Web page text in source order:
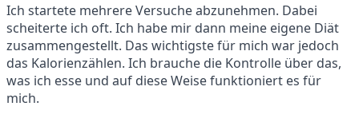
Ich startete mehrere Versuche abzunehmen. Dabei
scheiterte ich oft. Ich habe mir dann meine eigene Diät
zusammengestellt. Das wichtigste für mich war jedoch
das Kalorienzählen. Ich brauche die Kontrolle über das,
was ich esse und auf diese Weise funktioniert es für
mich.